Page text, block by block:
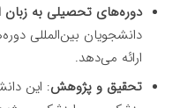
دوره‌های تحصیلی به زبان
دانشجویان بین‌المللی
ارائه می‌دهد.
تحقیق و پژوهش: این